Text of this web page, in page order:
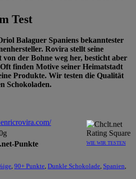
Test
Balaguer Spaniens bekanntester
Rovira stellt seine
von der Bohne weg her, besticht aber
finden Motive seiner Heimatstadt
Produkte. Wir testen die Qualität
Schokoladen.
WIE WIR TESTEN
Punkte
90+ Punkte Dunkle Schokolade Spanien